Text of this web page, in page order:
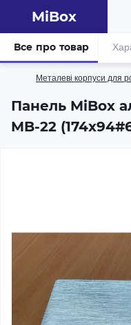
MiBox
Металеві корпуси для
Панель MiBox
MB-22
Все про товар